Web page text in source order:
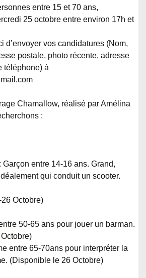
entre 15 et 70 ans,
25 octobre entre environ 17h et
d’envoyer vos candidatures (Nom,
postale, photo récente, adresse
téléphone) à
Chamallow, réalisé par Amélina
:
entre 14-16 ans. Grand,
qui conduit un scooter.
Octobre)
50-65 ans pour jouer un barman.
entre 65-70ans pour interpréter la
(Disponible le 26 Octobre)